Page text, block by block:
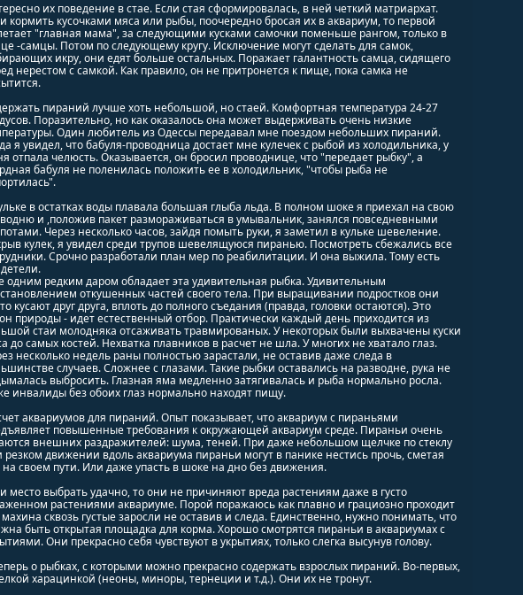
их поведение в стае. Если стая сформировалась, в ней четкий матриархат.
кормить кусочками мяса или рыбы, поочередно бросая их в аквариум, то первой
"главная мама", за следующими кусками самочки поменьше рангом, только в
-самцы. Потом по следующему кругу. Исключение могут сделать для самок,
икру, они едят больше остальных. Поражает галантность самца, сидящего
нерестом с самкой. Как правило, он не притронется к пище, пока самка не
пираний лучше хоть небольшой, но стаей. Комфортная температура 24-27
Поразительно, но как оказалось она может выдерживать очень низкие
Один любитель из Одессы передавал мне поездом небольших пираний.
я увидел, что бабуля-проводница достает мне кулечек с рыбой из холодильника, у
отпала челюсть. Оказывается, он бросил проводнице, что "передает рыбку", а
бабуля не поленилась положить ее в холодильник, "чтобы рыба не
в остатках воды плавала большая глыба льда. В полном шоке я приехал на свою
и ,положив пакет размораживаться в умывальник, занялся повседневными
Через несколько часов, зайдя помыть руки, я заметил в кульке шевеление.
кулек, я увидел среди трупов шевелящуюся пиранью. Посмотреть сбежались все
Срочно разработали план мер по реабилитации. И она выжила. Тому есть
одним редким даром обладает эта удивительная рыбка. Удивительным
откушенных частей своего тела. При выращивании подростков они
кусают друг друга, вплоть до полного съедания (правда, головки остаются). Это
природы - идет естественный отбор. Практически каждый день приходится из
стаи молодняка отсаживать травмированых. У некоторых были выхвачены куски
до самых костей. Нехватка плавников в расчет не шла. У многих не хватало глаз.
несколько недель раны полностью зарастали, не оставив даже следа в
случаев. Сложнее с глазами. Такие рыбки оставались на разводне, рука не
выбросить. Глазная яма медленно затягивалась и рыба нормально росла.
инвалиды без обоих глаз нормально находят пищу.
аквариумов для пираний. Опыт показывает, что аквариум с пираньями
повышенные требования к окружающей аквариум среде. Пираньи очень
внешних раздражителей: шума, теней. При даже небольшом щелчке по стеклу
резком движении вдоль аквариума пираньи могут в панике нестись прочь, сметая
на своем пути. Или даже упасть в шоке на дно без движения.
место выбрать удачно, то они не причиняют вреда растениям даже в густо
растениями аквариуме. Порой поражаюсь как плавно и грациозно проходит
махина сквозь густые заросли не оставив и следа. Единственно, нужно понимать, что
быть открытая площадка для корма. Хорошо смотрятся пираньи в аквариумах с
Они прекрасно себя чувствуют в укрытиях, только слегка высунув голову.
о рыбках, с которыми можно прекрасно содержать взрослых пираний. Во-первых,
харацинкой (неоны, миноры, тернеции и т.д.). Они их не тронут.